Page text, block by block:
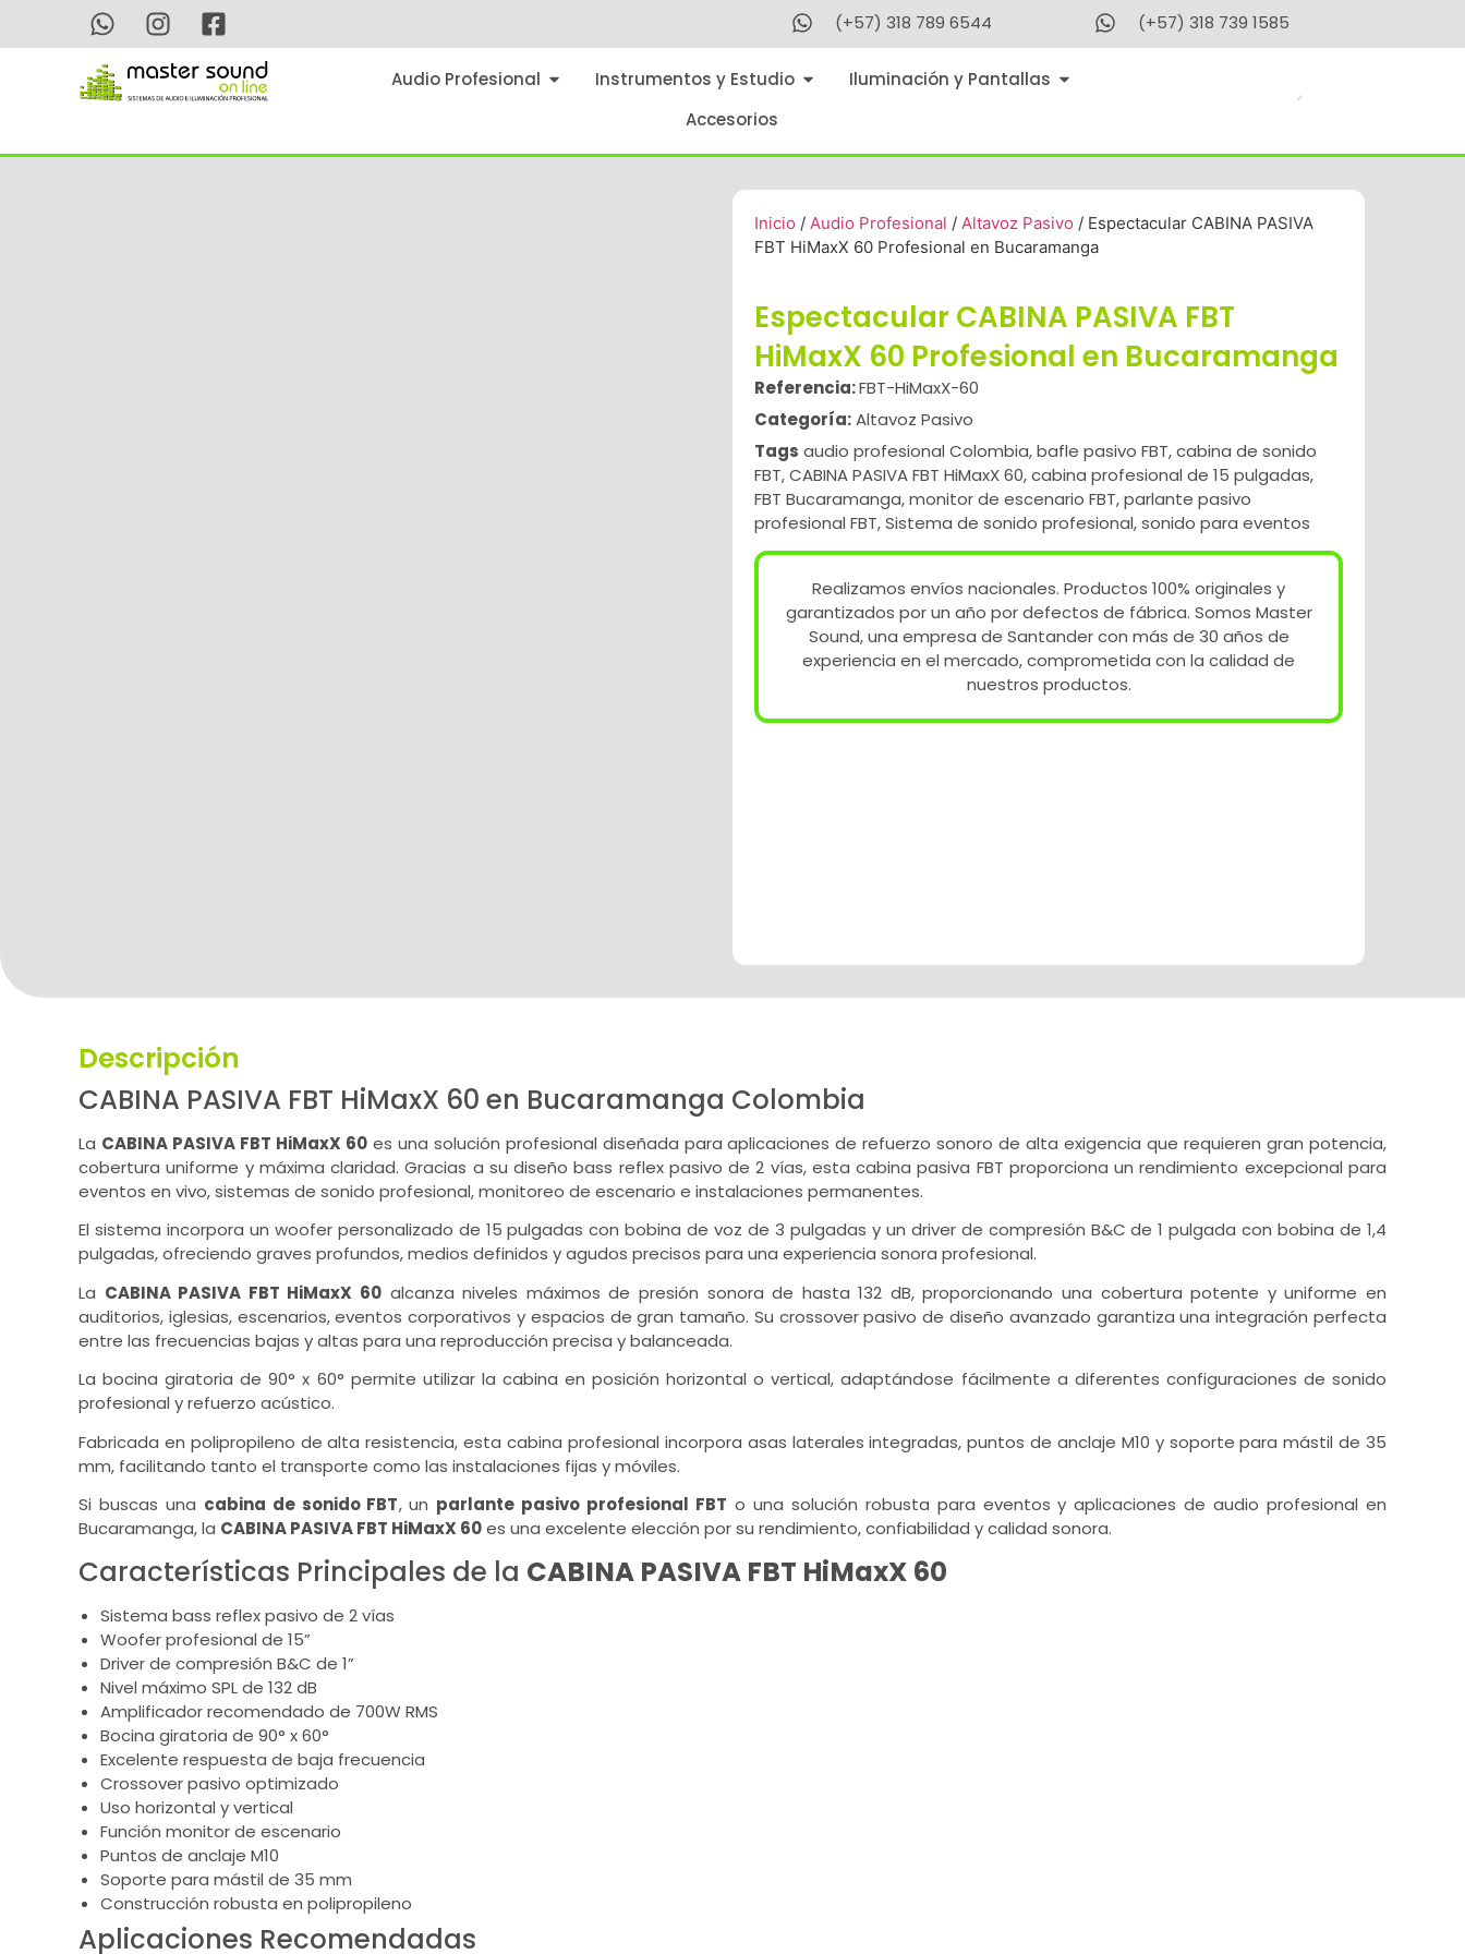
(+57) 318 789 6544 (+57) 318 739 1585
Audio Profesional Instrumentos y Estudio
Iluminación y Pantallas
Accesorios
Inicio / Audio Profesional / Altavoz Pasivo / Espectacular CABINA PASIVA
FBT HiMaxX 60 Profesional en Bucaramanga
Espectacular CABINA PASIVA FBT
HiMaxX 60 Profesional en Bucaramanga
Referencia:FBT-HiMaxX-60
Categoría:Altavoz Pasivo
Tags audio profesional Colombia,bafle pasivo FBT,cabina de sonido
FBT,CABINA PASIVA FBT HiMaxX 60,cabina profesional de 15 pulgadas,
FBT Bucaramanga,monitor de escenario FBT,parlante pasivo
profesional FBT,Sistema de sonido profesional,sonido para eventos
Realizamos envíos nacionales. Productos 100% originales y
garantizados por un año por defectos de fábrica. Somos Master
Sound, una empresa de Santander con más de 30 años de
experiencia en el mercado, comprometida con la calidad de
nuestros productos.
Descripción
CABINA PASIVA FBT HiMaxX 60 en Bucaramanga Colombia
La CABINA PASIVA FBT HiMaxX 60es una solución profesional diseñada para aplicaciones de refuerzo sonoro de alta exigencia que requieren gran potencia,
cobertura uniforme y máxima claridad. Gracias a su diseño bass reflex pasivo de 2 vías, esta cabina pasiva FBT proporciona un rendimiento excepcional para
eventos en vivo, sistemas de sonido profesional, monitoreo de escenario e instalaciones permanentes.
El sistema incorpora un woofer personalizado de 15 pulgadas con bobina de voz de 3 pulgadas y un driver de compresión B&C de 1 pulgada con bobina de 1,4
pulgadas, ofreciendo graves profundos, medios definidos y agudos precisos para una experiencia sonora profesional.
La CABINA PASIVA FBT HiMaxX 60alcanza niveles máximos de presión sonora de hasta 132 dB, proporcionando una cobertura potente y uniforme en
auditorios, iglesias, escenarios, eventos corporativos y espacios de gran tamaño. Su crossover pasivo de diseño avanzado garantiza una integración perfecta
entre las frecuencias bajas y altas para una reproducción precisa y balanceada.
La bocina giratoria de 90° x 60° permite utilizar la cabina en posición horizontal o vertical, adaptándose fácilmente a diferentes configuraciones de sonido
profesional y refuerzo acústico.
Fabricada en polipropileno de alta resistencia, esta cabina profesional incorpora asas laterales integradas, puntos de anclaje M10 y soporte para mástil de 35
mm, facilitando tanto el transporte como las instalaciones fijas y móviles.
Si buscas una cabina de sonido FBT, un parlante pasivo profesional FBT o una solución robusta para eventos y aplicaciones de audio profesional en
Bucaramanga, la CABINA PASIVA FBT HiMaxX 60es una excelente elección por su rendimiento, confiabilidad y calidad sonora.
Características Principales de la CABINA PASIVA FBT HiMaxX 60
Sistema bass reflex pasivo de 2 vías
Woofer profesional de 15”
Driver de compresión B&C de 1”
Nivel máximo SPL de 132 dB
Amplificador recomendado de 700W RMS
Bocina giratoria de 90° x 60°
Excelente respuesta de baja frecuencia
Crossover pasivo optimizado
Uso horizontal y vertical
Función monitor de escenario
Puntos de anclaje M10
Soporte para mástil de 35 mm
Construcción robusta en polipropileno
Aplicaciones Recomendadas